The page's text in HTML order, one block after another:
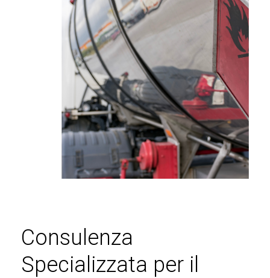
Consulenza
Specializzata per il